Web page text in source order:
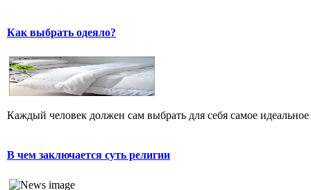
Как выбрать одеяло?
Каждый человек должен сам выбрать для себя самое
В чем заключается суть религии